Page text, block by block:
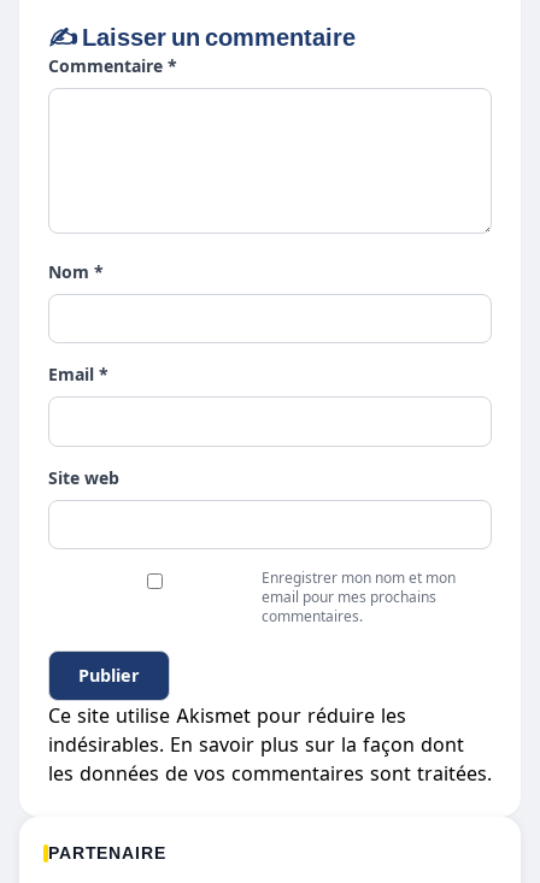
✍️ Laisser un commentaire
Commentaire *
Nom *
Email *
Site web
Enregistrer mon nom et mon
email pour mes prochains
commentaires.
Ce site utilise Akismet pour réduire les
indésirables. En savoir plus sur la façon dont
les données de vos commentaires sont traitées.
PARTENAIRE